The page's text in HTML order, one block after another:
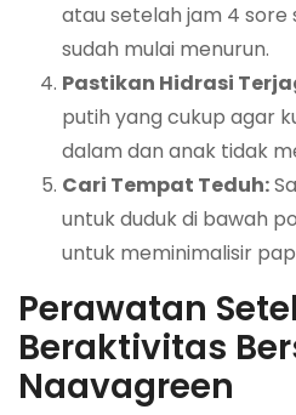
atau setelah jam 4 sore
sudah mulai menurun.
Pastikan Hidrasi
putih yang cukup agar
dalam dan anak tidak
Cari Tempat Teduh:
untuk duduk di bawah
untuk meminimalisir
Perawatan
Beraktivitas
Naavagreen